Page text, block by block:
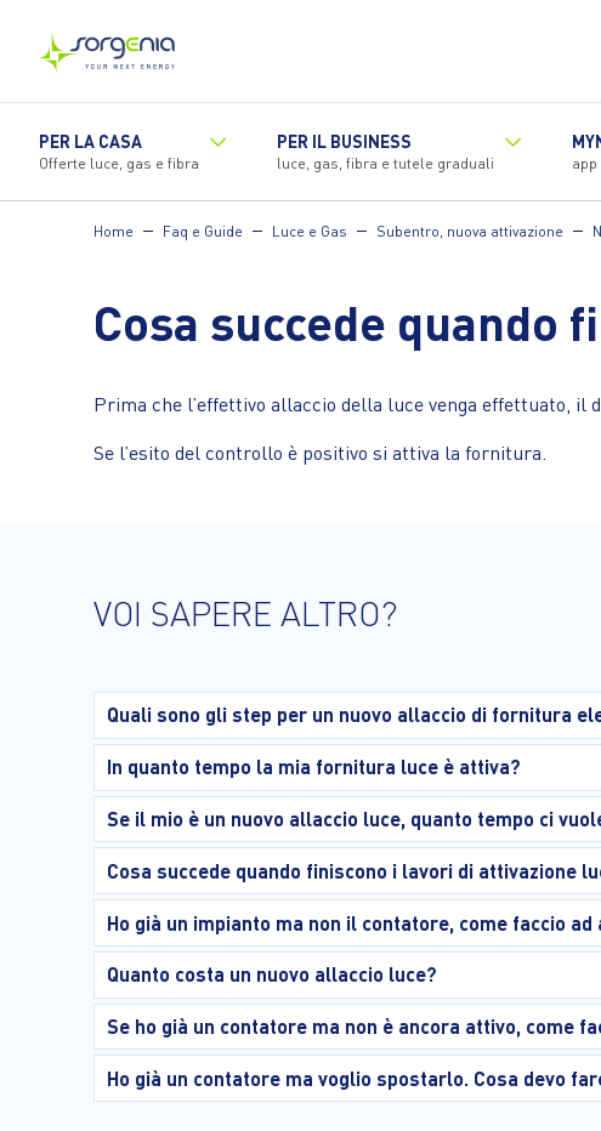
contenuto
principale
PER LA CASA
Offerte luce, gas e fibra
PER IL BUSINESS
luce, gas, fibra e tutele graduali
Home Faq e Guide Luce e Gas Subentro, nuova attivazione
Cosa succede quando
Prima che l’effettivo allaccio della luce venga effettuato, il
Se l’esito del controllo è positivo si attiva la fornitura.
VOI SAPERE ALTRO?
Quali sono gli step per un nuovo allaccio di fornitura
In quanto tempo la mia fornitura luce è attiva?
Se il mio è un nuovo allaccio luce, quanto tempo ci
Cosa succede quando finiscono i lavori di attivazione
Ho già un impianto ma non il contatore, come faccio
Quanto costa un nuovo allaccio luce?
Se ho già un contatore ma non è ancora attivo, come
Ho già un contatore ma voglio spostarlo. Cosa devo